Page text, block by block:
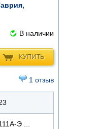
В наличии
КУПИТЬ
1 отзыв
Э ...